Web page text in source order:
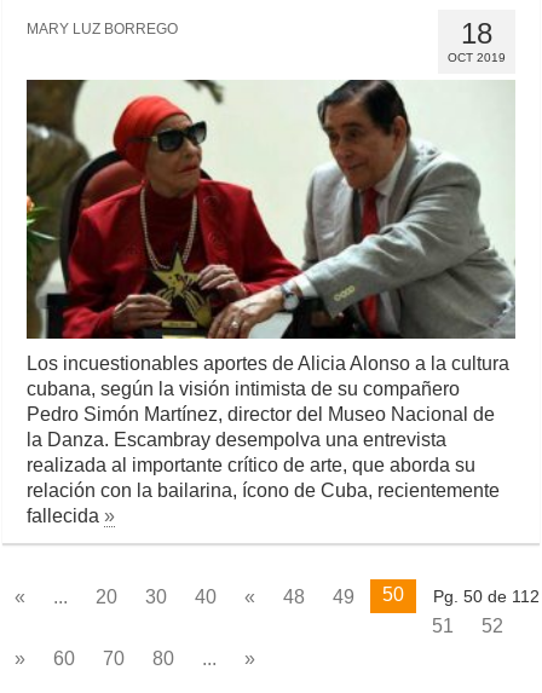
18
OCT 2019
MARY LUZ BORREGO
Los incuestionables aportes de Alicia Alonso a la cultura
cubana, según la visión intimista de su compañero
Pedro Simón Martínez, director del Museo Nacional de
la Danza. Escambray desempolva una entrevista
realizada al importante crítico de arte, que aborda su
relación con la bailarina, ícono de Cuba, recientemente
fallecida»
Pg. 50 de 112
« ... 20 30 40 « 48 49
50
51
52
»
60 70 80 ... »